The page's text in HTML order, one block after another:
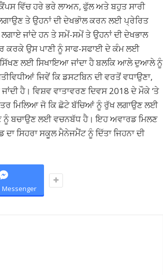
ਵਿੱਚ ਹਰੇ ਭਰੇ ਲਾਅਨ, ਫੁੱਲ ਅਤੇ ਬਹੁਤ ਸਾਰੀ
ਤੇ ਉਹਨਾਂ ਦੀ ਦੇਖਭਾੋਲ ਕਰਨ ਲਈ ਪ੍ਰੇਰਿਤ
ਜਾਂਦੇ ਹਨ ਤੇ ਸਮੇਂ-ਸਮੇਂ ਤੇ ਉਹਨਾਂ ਦੀ ਦੇਖਭਾਲ
ਕਰਕੇ ਉਸ ਪਾਣੀ ਨੂੰ ਸਾਫ-ਸਫਾਈ ਦੇ ਕੰਮ ਲਈ
ਸਿੱਖਣ ਲਈ ਸਿਖਾਇਆ ਜਾਂਦਾ ਹੈ ਬਲਕਿ ਆਲੇ ਦੁਆਲੇ ਨੂੰ
ਜਿਵੇਂ ਕਿ ਡਸਟਬਿਨ ਦੀ ਵਰਤੋਂ ਵਧਾਉਣਾ,
ਹੈ। ਵਿਸ਼ਵ ਵਾਤਾਵਰਣ ਦਿਵਸ 2018 ਦੇ ਮੌਕੇ ‘ਤੇ
ਮਿਲਿਆ ਜੋ ਕਿ ਛੋਟੇ ਬੱਚਿਆਂ ਨੂੰ ਰੁੱਖ ਲਗਾਉਣ ਲਈ
ਨੂੰ ਬਚਾਉਣ ਲਈ ਵਚਨਬੱਧ ਹੈ। ਇਹ ਅਵਾਰਡ ਮਿਲਣ
ਸਿਹਰਾ ਸਕੂਲ ਮੈਨੇਜਮੈਂਟ ਨੂੰ ਦਿੱਤਾ ਜਿਹਨਾ ਦੀ
Messenger